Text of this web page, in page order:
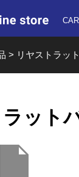
to-
> リヤストラッ
ラット